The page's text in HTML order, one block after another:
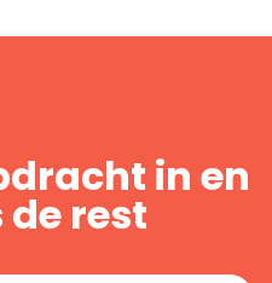
in en
rest